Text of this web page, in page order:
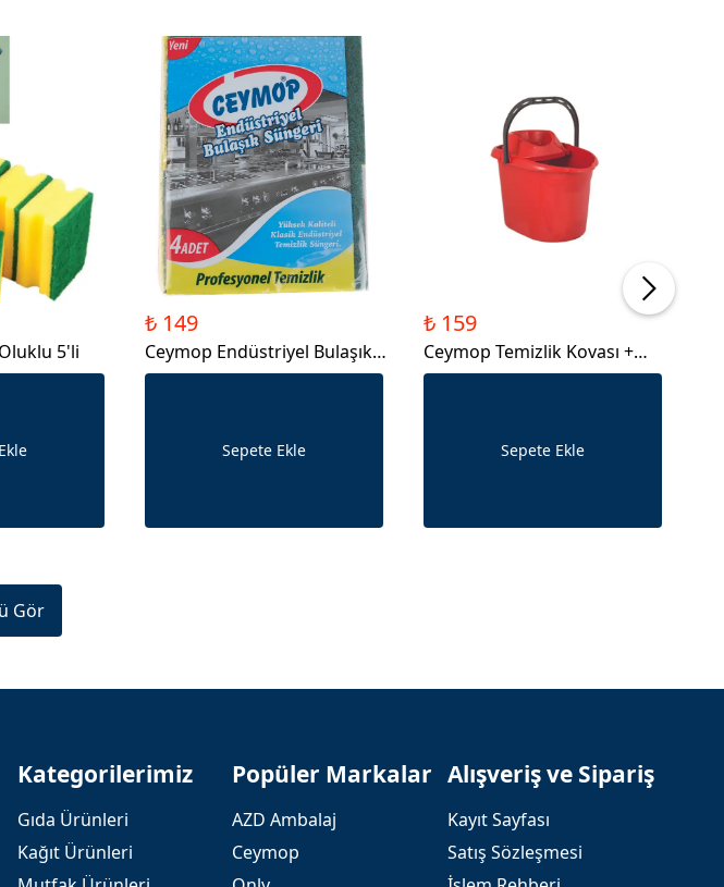
5'li
₺ 149
Ceymop Endüstriyel Bulaşık
Süngeri 4'lü
Sepete Ekle
₺ 159
Ceymop Temizlik Kovası +
Sıkma
Sepete Ekle
Gör
Kategorilerimiz
Gıda Ürünleri
Kağıt Ürünleri
Popüler Markalar
AZD Ambalaj
Ceymop
Alışveriş ve Sipariş
Kayıt Sayfası
Satış Sözleşmesi